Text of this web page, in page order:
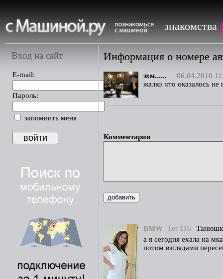
знакомства
Вход на сайт
E-mail:
Пароль:
запомнить меня
Информация о номере
эхм......
06.04.2010
жалко что оказалось
Комментарии
BMW 1er 116
а я сегодня ехала на
потом взглядами